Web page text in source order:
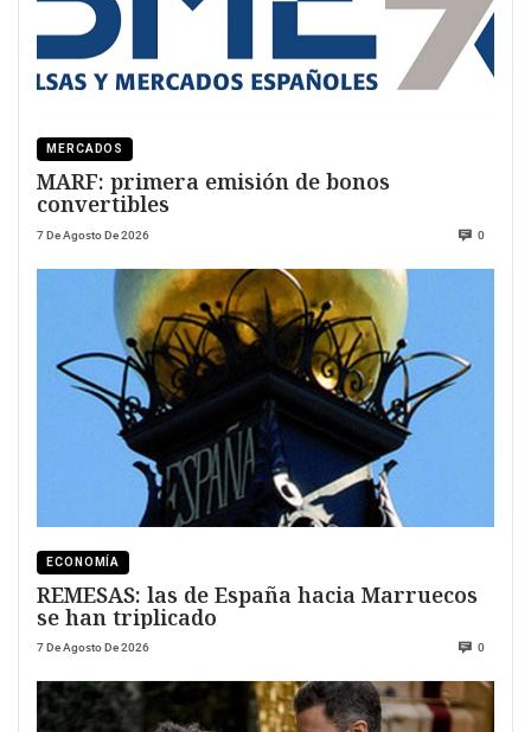
MERCADOS
MARF: primera emisión de bonos
convertibles
7 De Agosto De 2026 0
ECONOMÍA
REMESAS: las de España hacia Marruecos
se han triplicado
7 De Agosto De 2026 0